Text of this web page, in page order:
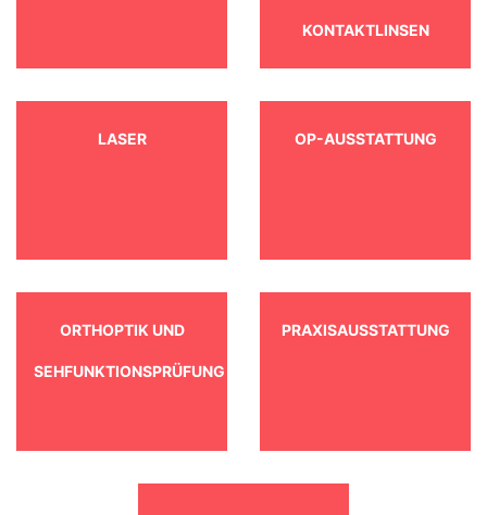
KONTAKTLINSEN
LASER OP-AUSSTATTUNG
ORTHOPTIK UND
SEHFUNKTIONSPRÜFUNG
PRAXISAUSSTATTUNG